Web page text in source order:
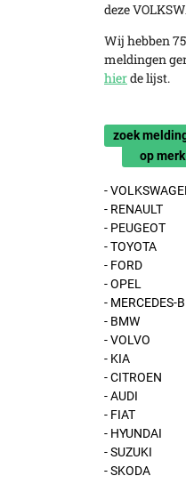
deze
Wij hebben
meldingen
hierde lijst.
zoek
op merk
-
- RENAULT
- PEUGEOT
- TOYOTA
- FORD
- OPEL
- MERCEDES-
- BMW
- VOLVO
- KIA
- CITROEN
- AUDI
- FIAT
- HYUNDAI
- SUZUKI
- SKODA